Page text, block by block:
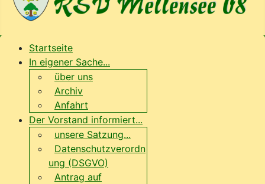
Startseite
In eigener Sache...
über uns
Archiv
Anfahrt
Der Vorstand informiert...
unsere Satzung...
Datenschutzverordn
ung (DSGVO)
Antrag auf